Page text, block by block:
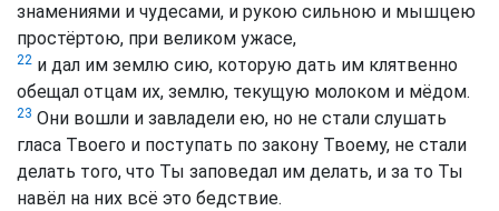
знамениями и чудесами, и рукою сильною и мышцею
простёртою, при великом ужасе,
22 и дал им землю сию, которую дать им клятвенно
обещал отцам их, землю, текущую молоком и мёдом.
23 Они вошли и завладели ею, но не стали слушать
гласа Твоего и поступать по закону Твоему, не стали
делать того, что Ты заповедал им делать, и за то Ты
навёл на них всё это бедствие.